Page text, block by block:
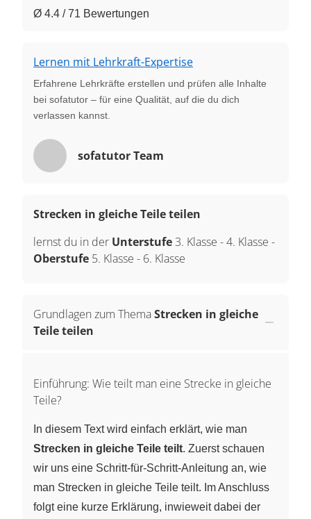
Ø 4.4 / 71 Bewertungen
Lernen mit Lehrkraft-Expertise
Erfahrene Lehrkräfte erstellen und prüfen alle Inhalte
bei sofatutor – für eine Qualität, auf die du dich
verlassen kannst.
sofatutor Team
Strecken in gleiche Teile teilen
lernst du in der Unterstufe 3. Klasse -4. Klasse -
Oberstufe 5. Klasse - 6. Klasse
Grundlagen zum ThemaStrecken in gleiche
Teile teilen
Einführung: Wie teilt man eine Strecke in gleiche
Teile?
In diesem Text wird einfach erklärt, wie man
Strecken in gleiche Teile teilt. Zuerst schauen
wir uns eine Schritt-für-Schritt-Anleitung an, wie
man Strecken in gleiche Teile teilt. Im Anschluss
folgt eine kurze Erklärung, inwieweit dabei der